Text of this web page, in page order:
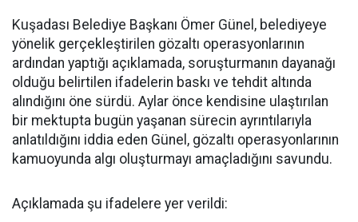
Kuşadası Belediye Başkanı Ömer Günel, belediyeye
yönelik gerçekleştirilen gözaltı operasyonlarının
ardından yaptığı açıklamada, soruşturmanın dayanağı
olduğu belirtilen ifadelerin baskı ve tehdit altında
alındığını öne sürdü. Aylar önce kendisine ulaştırılan
bir mektupta bugün yaşanan sürecin ayrıntılarıyla
anlatıldığını iddia eden Günel, gözaltı operasyonlarının
kamuoyunda algı oluşturmayı amaçladığını savundu.
Açıklamada şu ifadelere yer verildi: